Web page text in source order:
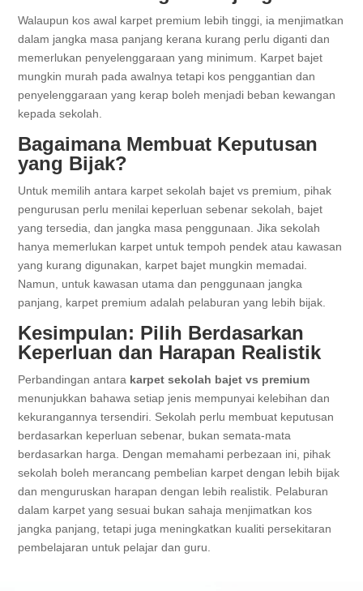
Walaupun kos awal karpet premium lebih tinggi, ia menjimatkan
dalam jangka masa panjang kerana kurang perlu diganti dan
memerlukan penyelenggaraan yang minimum. Karpet bajet
mungkin murah pada awalnya tetapi kos penggantian dan
penyelenggaraan yang kerap boleh menjadi beban kewangan
kepada sekolah.
Bagaimana Membuat Keputusan
yang Bijak?
Untuk memilih antara karpet sekolah bajet vs premium, pihak
pengurusan perlu menilai keperluan sebenar sekolah, bajet
yang tersedia, dan jangka masa penggunaan. Jika sekolah
hanya memerlukan karpet untuk tempoh pendek atau kawasan
yang kurang digunakan, karpet bajet mungkin memadai.
Namun, untuk kawasan utama dan penggunaan jangka
panjang, karpet premium adalah pelaburan yang lebih bijak.
Kesimpulan: Pilih Berdasarkan
Keperluan dan Harapan Realistik
Perbandingan antara karpet sekolah bajet vs premium
menunjukkan bahawa setiap jenis mempunyai kelebihan dan
kekurangannya tersendiri. Sekolah perlu membuat keputusan
berdasarkan keperluan sebenar, bukan semata-mata
berdasarkan harga. Dengan memahami perbezaan ini, pihak
sekolah boleh merancang pembelian karpet dengan lebih bijak
dan menguruskan harapan dengan lebih realistik. Pelaburan
dalam karpet yang sesuai bukan sahaja menjimatkan kos
jangka panjang, tetapi juga meningkatkan kualiti persekitaran
pembelajaran untuk pelajar dan guru.